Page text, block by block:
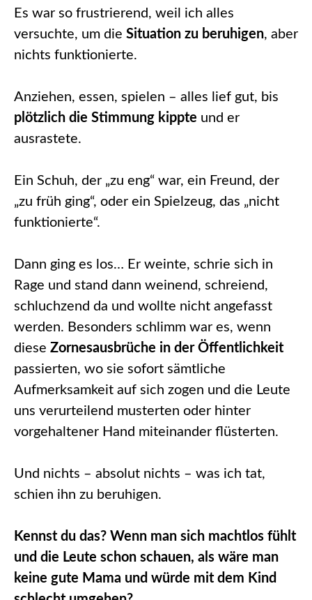
Es war so frustrierend, weil ich alles
versuchte, um die Situation zu beruhigen, aber
nichts funktionierte.
Anziehen, essen, spielen – alles lief gut, bis
plötzlich die Stimmung kippte und er
ausrastete.
Ein Schuh, der „zu eng“ war, ein Freund, der
„zu früh ging“, oder ein Spielzeug, das „nicht
funktionierte“.
Dann ging es los… Er weinte, schrie sich in
Rage und stand dann weinend, schreiend,
schluchzend da und wollte nicht angefasst
werden. Besonders schlimm war es, wenn
diese Zornesausbrüche in der Öffentlichkeit
passierten, wo sie sofort sämtliche
Aufmerksamkeit auf sich zogen und die Leute
uns verurteilend musterten oder hinter
vorgehaltener Hand miteinander flüsterten.
Und nichts – absolut nichts – was ich tat,
schien ihn zu beruhigen.
Kennst du das? Wenn man sich machtlos fühlt
und die Leute schon schauen, als wäre man
keine gute Mama und würde mit dem Kind